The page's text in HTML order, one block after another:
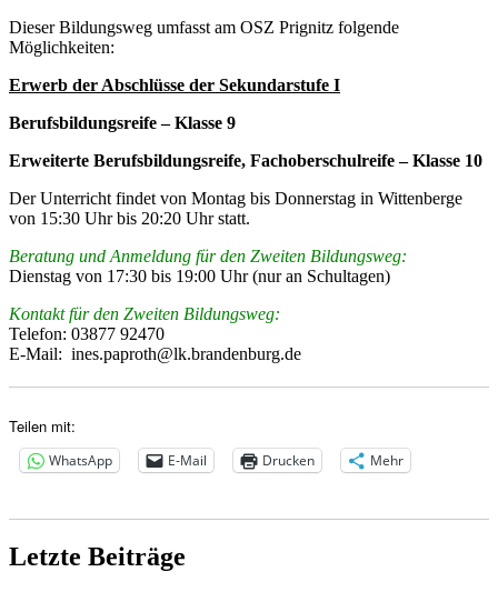
Dieser Bildungsweg umfasst am OSZ Prignitz folgende
Möglichkeiten:
Erwerb der Abschlüsse der Sekundarstufe I
Berufsbildungsreife – Klasse 9
Erweiterte Berufsbildungsreife, Fachoberschulreife – Klasse 10
Der Unterricht findet von Montag bis Donnerstag in Wittenberge
von 15:30 Uhr bis 20:20 Uhr statt.
Beratung und Anmeldung für den Zweiten Bildungsweg:
Dienstag von 17:30 bis 19:00 Uhr (nur an Schultagen)
Kontakt für den Zweiten Bildungsweg:
Telefon: 03877 92470
E-Mail: ines.paproth@lk.brandenburg.de
Teilen mit:
WhatsApp E-Mail Drucken Mehr
Letzte Beiträge